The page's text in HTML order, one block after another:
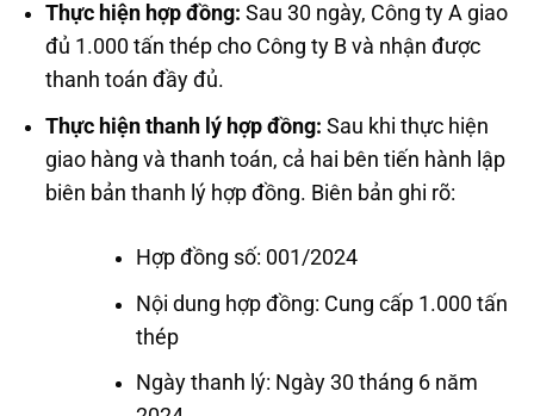
Thực hiện hợp đồng: Sau 30 ngày, Công ty A giao
đủ 1.000 tấn thép cho Công ty B và nhận được
thanh toán đầy đủ.
Thực hiện thanh lý hợp đồng: Sau khi thực hiện
giao hàng và thanh toán, cả hai bên tiến hành lập
biên bản thanh lý hợp đồng. Biên bản ghi rõ:
Hợp đồng số: 001/2024
Nội dung hợp đồng: Cung cấp 1.000 tấn
thép
Ngày thanh lý: Ngày 30 tháng 6 năm